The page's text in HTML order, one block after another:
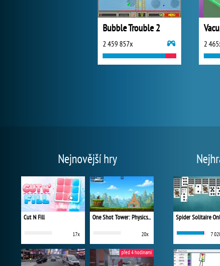
Bubble Trouble 2
2 459 857x 2
Nejnovější hry
Cut N Fill
17x
One Shot Tower: Physics Destroyer
20x
před 4 hodinami
Spider Solitaire
7